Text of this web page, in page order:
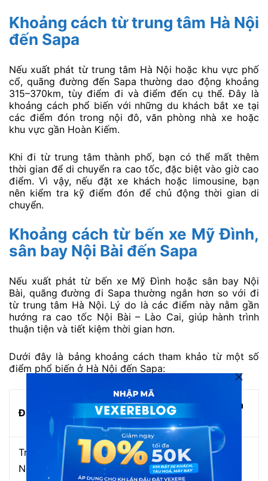
Khoảng cách từ trung tâm Hà Nội
đến Sapa
Nếu xuất phát từ trung tâm Hà Nội hoặc khu vực phố
cổ, quãng đường đến Sapa thường dao động khoảng
315–370km, tùy điểm đi và điểm đến cụ thể. Đây là
khoảng cách phổ biến với những du khách bắt xe tại
các điểm đón trong nội đô, văn phòng nhà xe hoặc
khu vực gần Hoàn Kiếm.
Khi đi từ trung tâm thành phố, bạn có thể mất thêm
thời gian để di chuyển ra cao tốc, đặc biệt vào giờ cao
điểm. Vì vậy, nếu đặt xe khách hoặc limousine, bạn
nên kiểm tra kỹ điểm đón để chủ động thời gian di
chuyển.
Khoảng cách từ bến xe Mỹ Đình,
sân bay Nội Bài đến Sapa
Nếu xuất phát từ bến xe Mỹ Đình hoặc sân bay Nội
Bài, quãng đường đi Sapa thường ngắn hơn so với đi
từ trung tâm Hà Nội. Lý do là các điểm này nằm gần
hướng ra cao tốc Nội Bài – Lào Cai, giúp hành trình
thuận tiện và tiết kiệm thời gian hơn.
Dưới đây là bảng khoảng cách tham khảo từ một số
điểm phổ biến ở Hà Nội đến Sapa:
Điểm xuất phát
Khoảng cách
tham khảo
Thời gian
Trung tâm Hà
Nội → Sapa
Khoảng 315–
370km
5–7 tiếng